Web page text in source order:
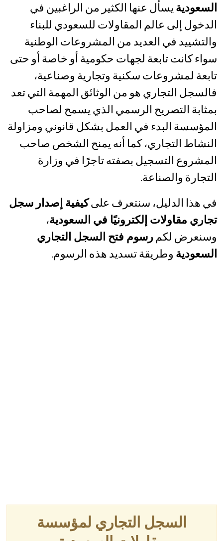
السعوديةيسأل عنها الكثير من الراغبين في
الدخول إلى عالم المقاولات للسعودي للبناء
والتشييد في العديد من المشروعات الوطنية
سواء كانت تابعة لجهات حكومية أو خاصة أو حتى
تابعة لمشروعات سكنية وتجارية وصناعية،
فالسجل التجاري هو من الوثائق المهمة التي تعد
بمثابة التصريح الرسمي الذي يسمح لصاحب
المؤسسة البدء في العمل بشكل قانوني ومزاولة
النشاط التجاري، كما أنه يمنح الشخص صاحب
المشروع التسجيل بصفته تاجرًا في وزارة
التجارة والصناعة.
في هذا الدليل، سنتعرف علىكيفية إصدار سجل
تجاري مقاولات إلكترونيًا في السعودية،
وسنعرض لكمرسوم فتح السجل التجاري
السعوديةوطريقة تسديد هذه الرسوم.
السجل التجاري لمؤسسة